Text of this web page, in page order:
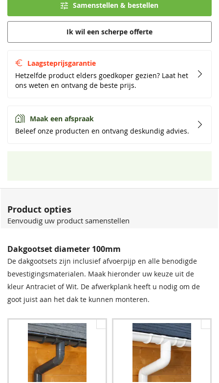
Laagsteprijsgarantie
Hetzelfde product elders goedkoper gezien? Laat het
ons weten en ontvang de beste prijs.
Maak een afspraak
Beleef onze producten en ontvang deskundig advies.
Samenstellen & bestellen
Ik wil een scherpe offerte
Product opties
Eenvoudig uw product samenstellen
Dakgootset diameter 100mm
De dakgootsets zijn inclusief afvoerpijp en alle benodigde
bevestigingsmaterialen. Maak hieronder uw keuze uit de
kleur Antraciet of Wit. De afwerkplank heeft u nodig om de
goot juist aan het dak te kunnen monteren.